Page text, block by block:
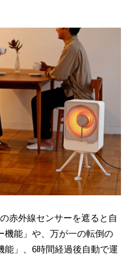
赤外線センサーを遮ると自
機能」や、万が一の転倒の
能」、6時間経過後自動で運